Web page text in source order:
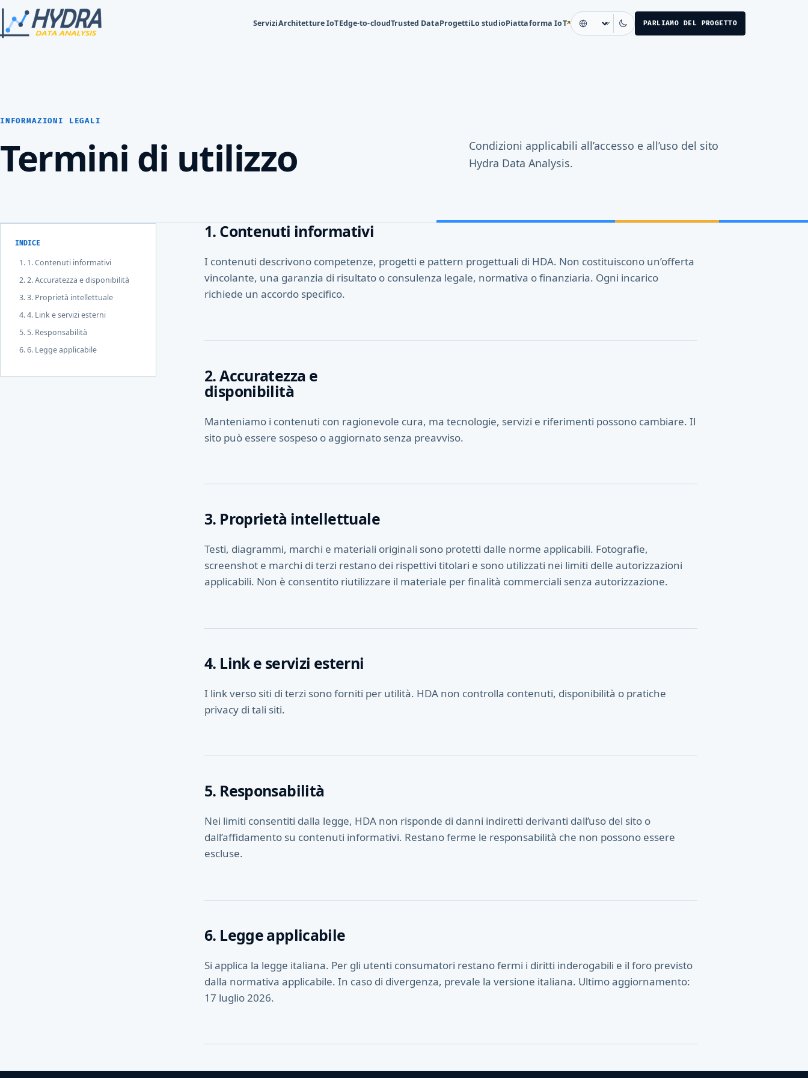
ServiziArchitetture IoTEdge-to-cloudTrusted DataProgettiLo studioPiattaforma IoT↗
Seleziona lingua
PARLIAMO DEL PROGETTO
INFORMAZIONI LEGALI
Termini di utilizzo
Condizioni applicabili all’accesso e all’uso del sito
Hydra Data Analysis.
INDICE
1. Contenuti informativi
2. Accuratezza e disponibilità
3. Proprietà intellettuale
4. Link e servizi esterni
5. Responsabilità
6. Legge applicabile
1. Contenuti informativi
I contenuti descrivono competenze, progetti e pattern progettuali di HDA. Non costituiscono un’offerta
vincolante, una garanzia di risultato o consulenza legale, normativa o finanziaria. Ogni incarico
richiede un accordo specifico.
2. Accuratezza e
disponibilità
Manteniamo i contenuti con ragionevole cura, ma tecnologie, servizi e riferimenti possono cambiare. Il
sito può essere sospeso o aggiornato senza preavviso.
3. Proprietà intellettuale
Testi, diagrammi, marchi e materiali originali sono protetti dalle norme applicabili. Fotografie,
screenshot e marchi di terzi restano dei rispettivi titolari e sono utilizzati nei limiti delle autorizzazioni
applicabili. Non è consentito riutilizzare il materiale per finalità commerciali senza autorizzazione.
4. Link e servizi esterni
I link verso siti di terzi sono forniti per utilità. HDA non controlla contenuti, disponibilità o pratiche
privacy di tali siti.
5. Responsabilità
Nei limiti consentiti dalla legge, HDA non risponde di danni indiretti derivanti dall’uso del sito o
dall’affidamento su contenuti informativi. Restano ferme le responsabilità che non possono essere
escluse.
6. Legge applicabile
Si applica la legge italiana. Per gli utenti consumatori restano fermi i diritti inderogabili e il foro previsto
dalla normativa applicabile. In caso di divergenza, prevale la versione italiana. Ultimo aggiornamento:
17 luglio 2026.